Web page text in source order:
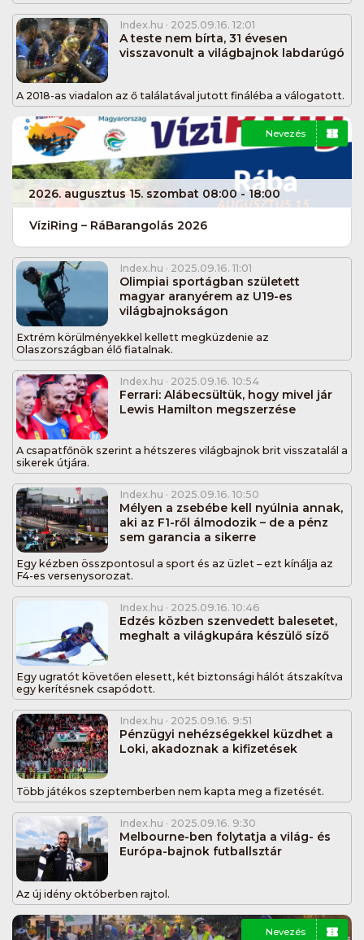
Index.hu · 2025.09.16. 12:01
A teste nem bírta, 31 évesen
visszavonult a világbajnok labdarúgó
A 2018-as viadalon az ő találatával jutott fináléba a válogatott.
Nevezés
2026. augusztus 15. szombat 08:00 - 18:00
VíziRing – RáBarangolás 2026
Index.hu · 2025.09.16. 11:01
Olimpiai sportágban született
magyar aranyérem az U19-es
világbajnokságon
Extrém körülményekkel kellett megküzdenie az
Olaszországban élő fiatalnak.
Index.hu · 2025.09.16. 10:54
Ferrari: Alábecsültük, hogy mivel jár
Lewis Hamilton megszerzése
A csapatfőnök szerint a hétszeres világbajnok brit visszatalál a
sikerek útjára.
Index.hu · 2025.09.16. 10:50
Mélyen a zsebébe kell nyúlnia annak,
aki az F1-ről álmodozik – de a pénz
sem garancia a sikerre
Egy kézben összpontosul a sport és az üzlet – ezt kínálja az
F4-es versenysorozat.
Index.hu · 2025.09.16. 10:46
Edzés közben szenvedett balesetet,
meghalt a világkupára készülő síző
Egy ugratót követően elesett, két biztonsági hálót átszakítva
egy kerítésnek csapódott.
Index.hu · 2025.09.16. 9:51
Pénzügyi nehézségekkel küzdhet a
Loki, akadoznak a kifizetések
Több játékos szeptemberben nem kapta meg a fizetését.
Index.hu · 2025.09.16. 9:30
Melbourne-ben folytatja a világ- és
Európa-bajnok futballsztár
Az új idény októberben rajtol.
Nevezés